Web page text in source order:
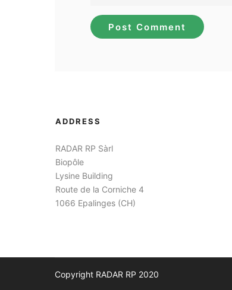
ADDRESS
RADAR RP Sàrl
Biopôle
Lysine Building
Route de la Corniche 4
1066 Epalinges (CH)
Copyright RADAR RP 2020